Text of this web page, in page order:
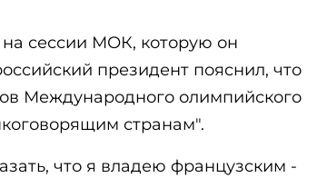
сессии МОК, которую он
президент пояснил, что
Международного олимпийского
странам".
что я владею французским -